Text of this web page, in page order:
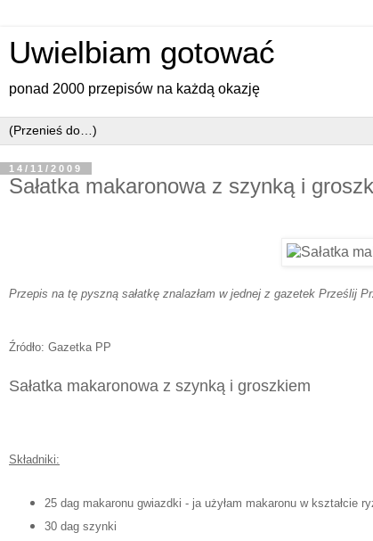
Uwielbiam gotować
ponad 2000 przepisów na każdą okazję
14/11/2009
Sałatka makaronowa z szynką i
Przepis na tę pyszną sałatkę znalazłam w jednej z gazetek Prześlij
Źródło: Gazetka PP
Sałatka makaronowa z szynką i groszkiem
Składniki:
25 dag makaronu gwiazdki - ja użyłam makaronu w kształcie
30 dag szynki